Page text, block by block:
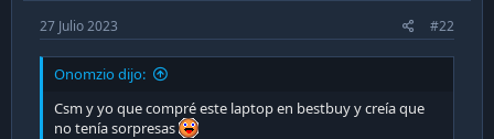
27 Julio 2023 #22
Onomzio dijo:
Csm y yo que compré este laptop en bestbuy y creía que
no tenía sorpresas